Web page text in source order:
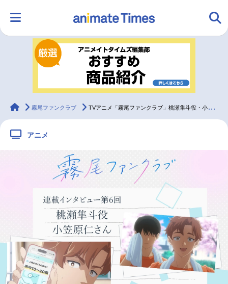
ランキング アニメ
ラジオ みんなの声
配信・Vtuber トレンド
最新記事一覧
アニメ記事一覧 声優記事一覧
アニメ映画一覧 実写化映画一覧
今期アニメ曜日別一覧
animateTimes
霧尾ファンクラブ TVアニメ「霧尾ファンクラブ」桃瀬隼斗役・小笠原仁【連載インタビュー第6回】
アニメ